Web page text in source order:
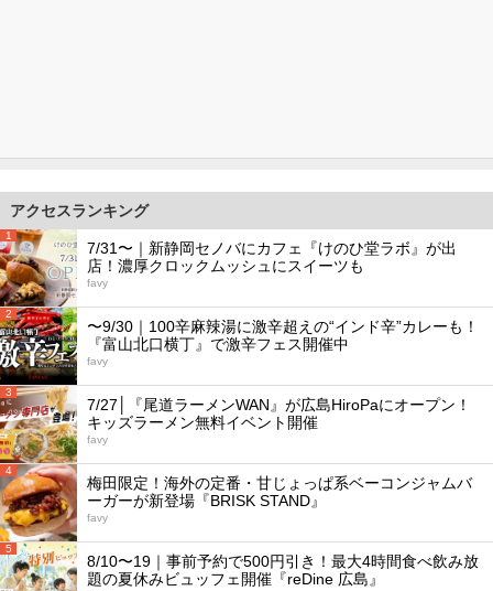
アクセスランキング
1
7/31〜｜新静岡セノバにカフェ『けのひ堂ラボ』が出
店！濃厚クロックムッシュにスイーツも
favy
2
〜9/30｜100辛麻辣湯に激辛超えの“インド辛”カレーも！
『富山北口横丁』で激辛フェス開催中
favy
3
7/27│『尾道ラーメンWAN』が広島HiroPaにオープン！
キッズラーメン無料イベント開催
favy
4
梅田限定！海外の定番・甘じょっぱ系ベーコンジャムバ
ーガーが新登場『BRISK STAND』
favy
5
8/10〜19｜事前予約で500円引き！最大4時間食べ飲み放
題の夏休みビュッフェ開催『reDine 広島』